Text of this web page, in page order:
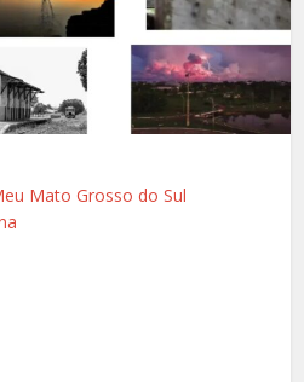
Mato Grosso do Sul